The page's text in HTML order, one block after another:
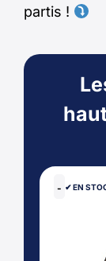
partis !
- ✔︎ EN